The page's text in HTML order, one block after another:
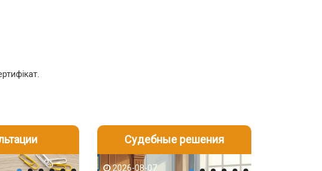
2026-08-06 2026-08-05
2026-08-04 2026-08-04
2026-08-07 2026-08-06
Судебные решения
2026-08-07